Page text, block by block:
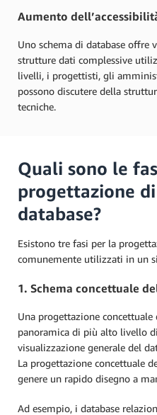
Aumento
Uno schema di database offre
strutture dati complessive
livelli, i progettisti, gli
possono discutere della
tecniche.
Quali sono le
progettazione
database?
Esistono tre fasi per la
comunemente utilizzati in un
1. Schema concettuale
Una progettazione concettuale
panoramica di più alto livello
visualizzazione generale del
La progettazione concettuale
genere un rapido disegno a
Ad esempio, i database